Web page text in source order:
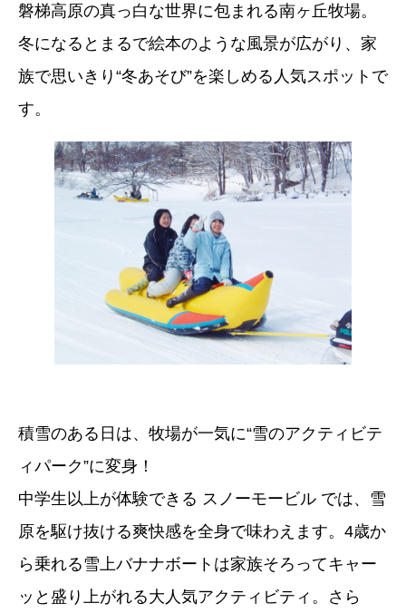
磐梯高原の真っ白な世界に包まれる南ヶ丘牧場。
冬になるとまるで絵本のような風景が広がり、家
族で思いきり“冬あそび”を楽しめる人気スポットで
す。
積雪のある日は、牧場が一気に“雪のアクティビテ
ィパーク”に変身！
中学生以上が体験できる スノーモービル では、雪
原を駆け抜ける爽快感を全身で味わえます。4歳か
ら乗れる雪上バナナボートは家族そろってキャー
ッと盛り上がれる大人気アクティビティ。さら